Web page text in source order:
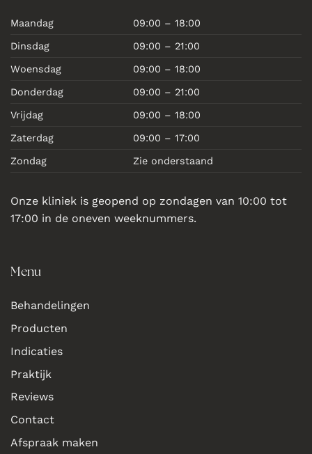
Maandag 09:00 – 18:00
Dinsdag 09:00 – 21:00
Woensdag 09:00 – 18:00
Donderdag 09:00 – 21:00
Vrijdag 09:00 – 18:00
Zaterdag 09:00 – 17:00
Zondag Zie onderstaand
Onze kliniek is geopend op zondagen van 10:00 tot
17:00 in de oneven weeknummers.
Menu
Behandelingen
Producten
Indicaties
Praktijk
Reviews
Contact
Afspraak maken